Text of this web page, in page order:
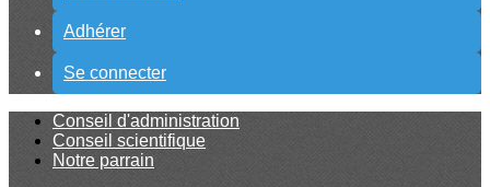
Adhérer
Se connecter
Conseil d'administration
Conseil scientifique
Notre parrain